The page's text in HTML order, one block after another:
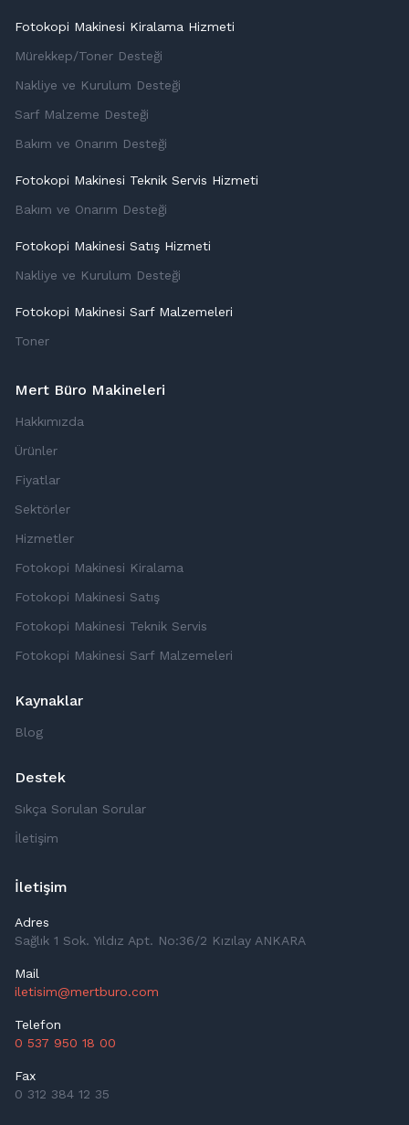
Fotokopi Makinesi Kiralama Hizmeti
Mürekkep/Toner Desteği
Nakliye ve Kurulum Desteği
Sarf Malzeme Desteği
Bakım ve Onarım Desteği
Fotokopi Makinesi Teknik Servis Hizmeti
Bakım ve Onarım Desteği
Fotokopi Makinesi Satış Hizmeti
Nakliye ve Kurulum Desteği
Fotokopi Makinesi Sarf Malzemeleri
Toner
Mert Büro Makineleri
Hakkımızda
Ürünler
Fiyatlar
Sektörler
Hizmetler
Fotokopi Makinesi Kiralama
Fotokopi Makinesi Satış
Fotokopi Makinesi Teknik Servis
Fotokopi Makinesi Sarf Malzemeleri
Kaynaklar
Blog
Destek
Sıkça Sorulan Sorular
İletişim
İletişim
Adres
Sağlık 1 Sok. Yıldız Apt. No:36/2 Kızılay ANKARA
Mail
iletisim@mertburo.com
Telefon
0 537 950 18 00
Fax
0 312 384 12 35